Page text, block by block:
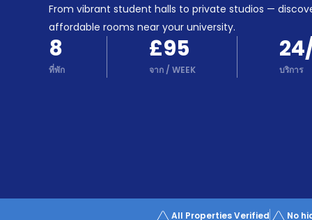
Become
Partner
From vibrant student halls to private studios —
affordable rooms near your university.
8
ที่พัก
£95
จาก/ WEEK บริการ
All Properties Verified No